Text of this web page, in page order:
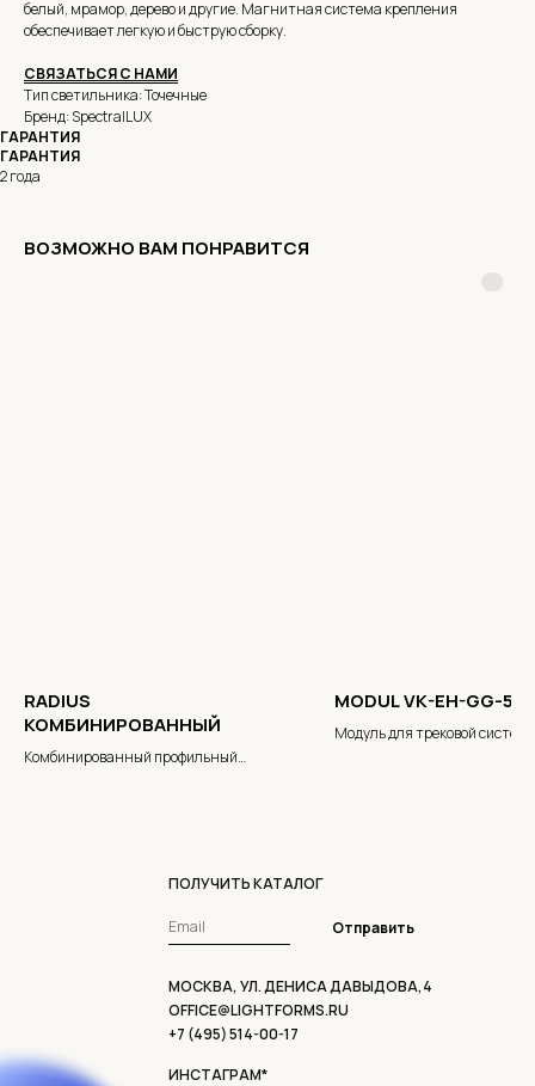
белый, мрамор, дерево и другие. Магнитная система крепления
обеспечивает легкую и быструю сборку.
СВЯЗАТЬСЯ С НАМИ
Тип светильника: Точечные
Бренд: SpectralLUX
ГАРАНТИЯ
ГАРАНТИЯ
2 года
ВОЗМОЖНО ВАМ ПОНРАВИТСЯ
RADIUS
КОМБИНИРОВАННЫЙ
Комбинированный профильный
MODUL VK-EH-GG-
Модуль для трековой
МОСКВА, УЛ. ДЕНИСА ДАВЫДОВА,4
ПОЛУЧИТЬ КАТАЛОГ
ИНСТАГРАМ*
+7 (495) 514-00-17
OFFICE@LIGHTFORMS.RU
Отправить